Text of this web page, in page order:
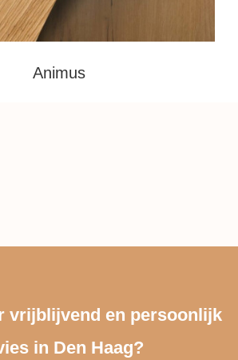
Animus
vrijblijvend en persoonlijk
in Den Haag?